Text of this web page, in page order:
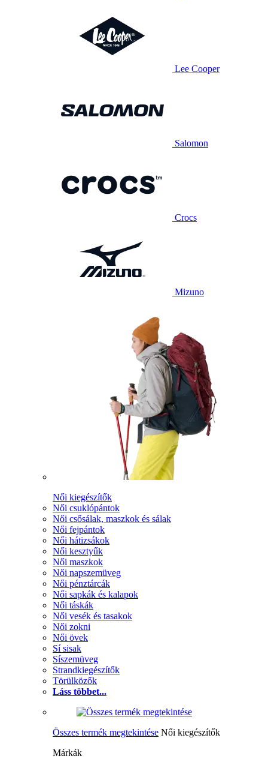
Lee Cooper
Salomon
Crocs
Mizuno
Női kiegészítők
Női csuklópántok
Női csősálak, maszkok és sálak
Női fejpántok
Női hátizsákok
Női kesztyűk
Női maszkok
Női napszemüveg
Női pénztárcák
Női sapkák és kalapok
Női táskák
Női vesék és tasakok
Női zokni
Női övek
Sí sisak
Síszemüveg
Strandkiegészítők
Törülközők
Láss többet...
Összes termék megtekintése Női kiegészítők
Márkák